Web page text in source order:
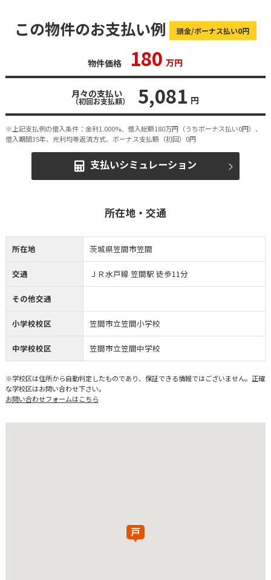
この物件のお支払い例 頭金/ボーナス払い0円
物件価格 180 万円
月々の支払い
（初回お支払額） 5,081 円
※上記支払例の借入条件：金利1.000%、借入総額180万円（うちボーナス払い0円）、
借入期間35年、元利均等返済方式、ボーナス支払額（初回）0円
支払いシミュレーション
所在地・交通
所在地 茨城県笠間市笠間
交通 ＪＲ水戸線 笠間駅 徒歩11分
その他交通
小学校校区 笠間市立笠間小学校
中学校校区 笠間市立笠間中学校
※学校区は住所から自動判定したものであり、保証できる情報ではございません。正確
な学校区はお問い合わせ下さい。
お問い合わせフォームはこちら